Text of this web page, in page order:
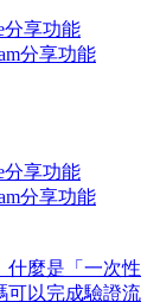
什麼是「一次性
可以完成驗證流